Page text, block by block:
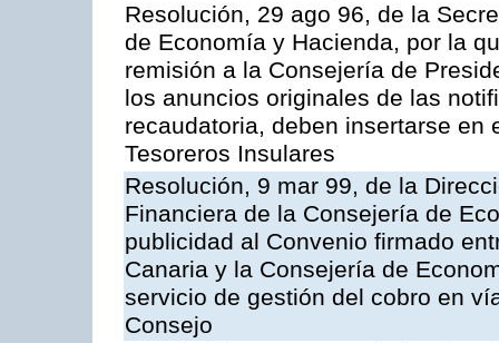
Resolución, 29 ago 96, de la
de Economía y Hacienda, por la
remisión a la Consejería de
los anuncios originales de las
recaudatoria, deben insertarse en
Tesoreros Insulares
Resolución, 9 mar 99, de la
Financiera de la Consejería de
publicidad al Convenio firmado
Canaria y la Consejería de
servicio de gestión del cobro en
Consejo